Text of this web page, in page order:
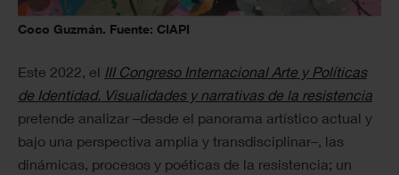
Coco Guzmán. Fuente: CIAPI
Este 2022, el III Congreso Internacional Arte y Políticas
de Identidad. Visualidades y narrativas de la resistencia
pretende analizar –desde el panorama artístico actual y
bajo una perspectiva amplia y transdisciplinar–, las
dinámicas, procesos y poéticas de la resistencia; un